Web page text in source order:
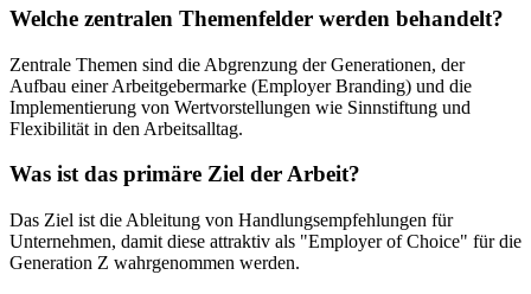
Welche zentralen Themenfelder werden behandelt?
Zentrale Themen sind die Abgrenzung der Generationen, der
Aufbau einer Arbeitgebermarke (Employer Branding) und die
Implementierung von Wertvorstellungen wie Sinnstiftung und
Flexibilität in den Arbeitsalltag.
Was ist das primäre Ziel der Arbeit?
Das Ziel ist die Ableitung von Handlungsempfehlungen für
Unternehmen, damit diese attraktiv als "Employer of Choice" für die
Generation Z wahrgenommen werden.